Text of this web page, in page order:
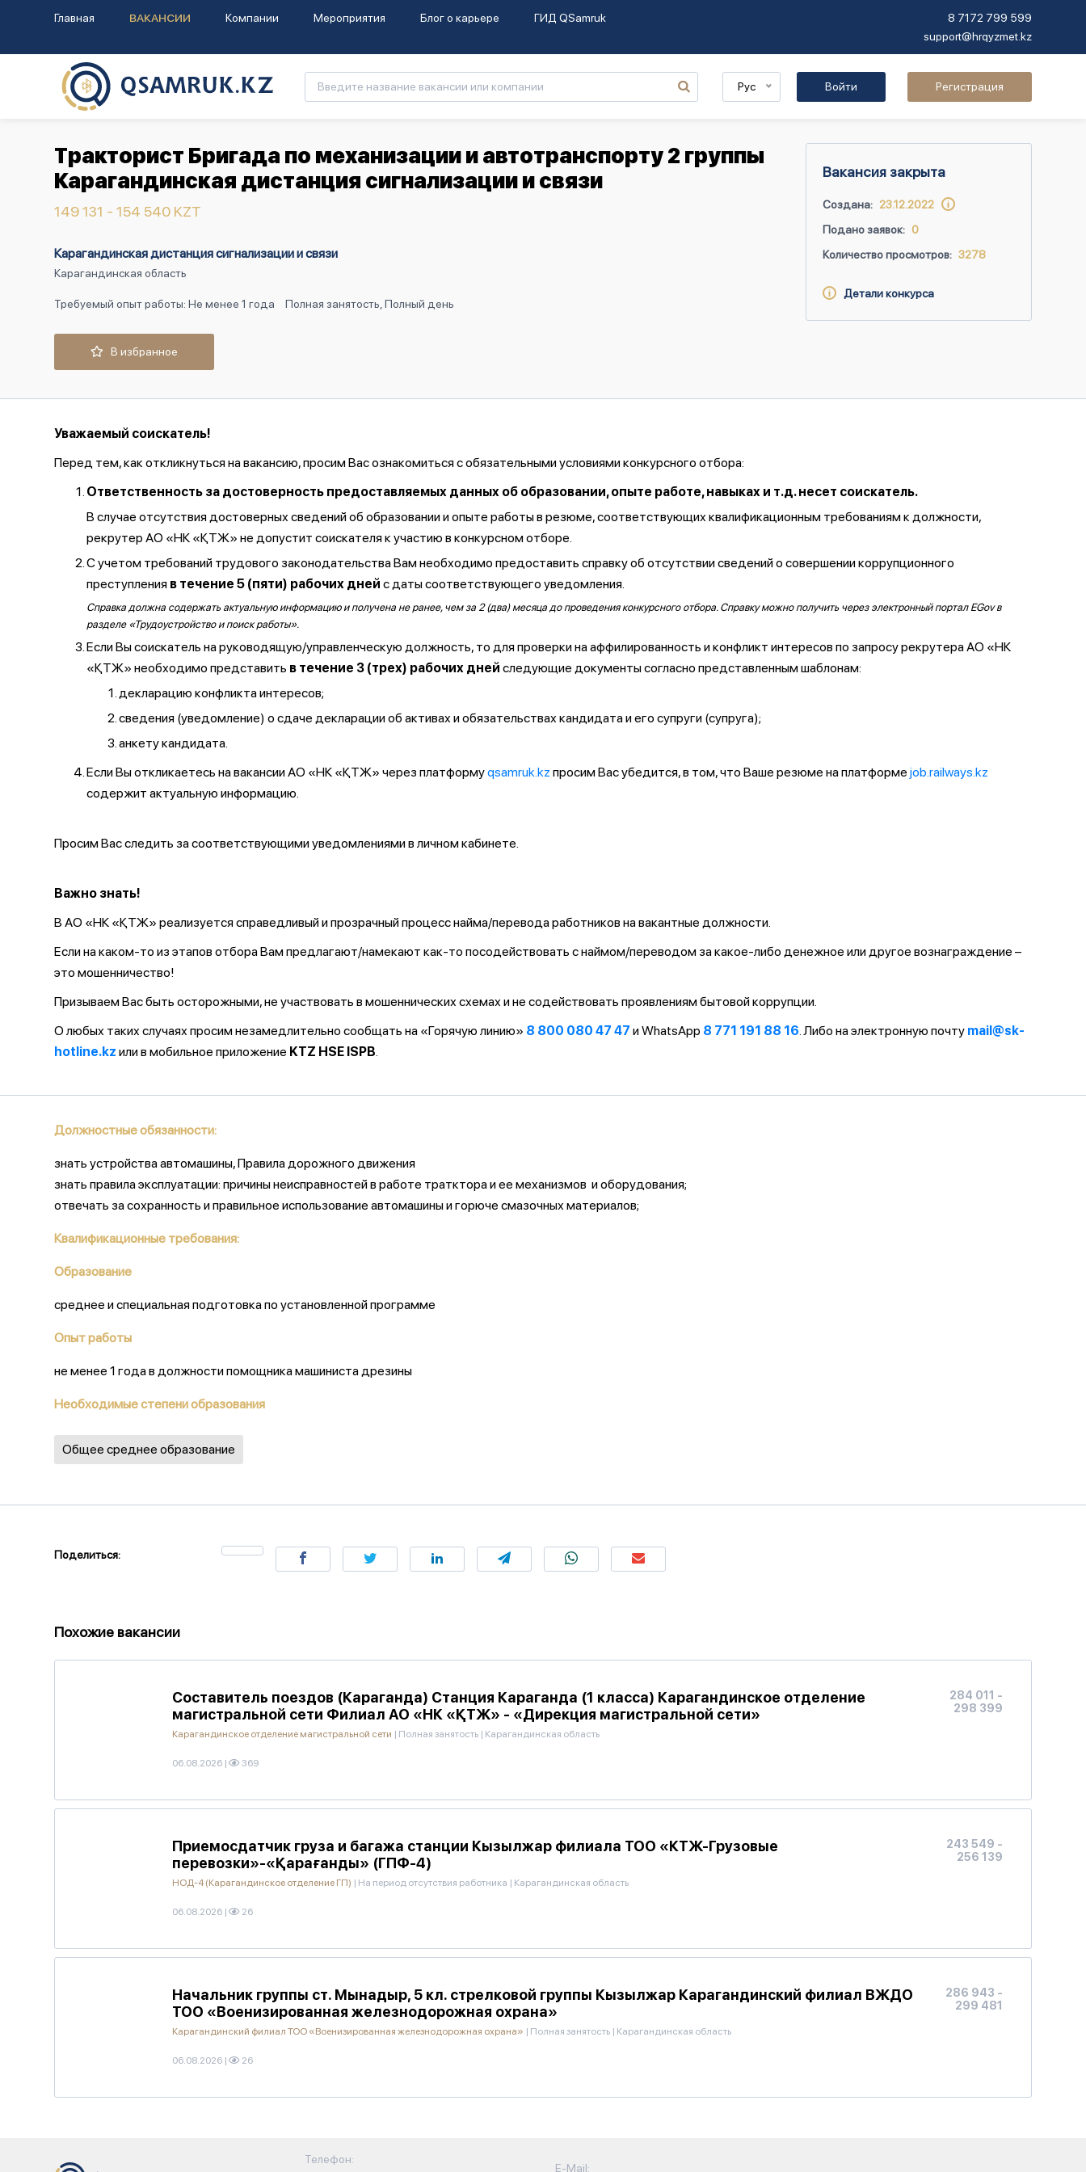
Главная ВАКАНСИИ Компании Мероприятия Блог о карьере ГИД QSamruk
8 7172 799 599
support@hrqyzmet.kz
Рус Войти Регистрация
Тракторист Бригада по механизации и автотранспорту 2 группы
Карагандинская дистанция сигнализации и связи
149 131 - 154 540 KZT
Карагандинская дистанция сигнализации и связи
Карагандинская область
Требуемый опыт работы: Не менее 1 года Полная занятость, Полный день
Вакансия закрыта
Создана: 23.12.2022
Подано заявок: 0
Количество просмотров: 3278
Детали конкурса
В избранное
Уважаемый соискатель!
Перед тем, как откликнуться на вакансию, просим Вас ознакомиться с обязательными условиями конкурсного отбора:
Ответственность за достоверность предоставляемых данных об образовании, опыте работе, навыках и т.д. несет соискатель.
В случае отсутствия достоверных сведений об образовании и опыте работы в резюме, соответствующих квалификационным требованиям к должности,
рекрутер АО «НК «ҚТЖ» не допустит соискателя к участию в конкурсном отборе.
С учетом требований трудового законодательства Вам необходимо предоставить справку об отсутствии сведений о совершении коррупционного
преступления в течение 5 (пяти) рабочих дней с даты соответствующего уведомления.
Справка должна содержать актуальную информацию и получена не ранее, чем за 2 (два) месяца до проведения конкурсного отбора. Справку можно получить через электронный портал EGov в
разделе «Трудоустройство и поиск работы».
Если Вы соискатель на руководящую/управленческую должность, то для проверки на аффилированность и конфликт интересов по запросу рекрутера АО «НК
«ҚТЖ» необходимо представить в течение 3 (трех) рабочих дней следующие документы согласно представленным шаблонам:
декларацию конфликта интересов;
сведения (уведомление) о сдаче декларации об активах и обязательствах кандидата и его супруги (супруга);
анкету кандидата.
Если Вы откликаетесь на вакансии АО «НК «ҚТЖ» через платформуqsamruk.kz просим Вас убедится, в том, что Ваше резюме на платформе job.railways.kz
содержит актуальную информацию.
Просим Вас следить за соответствующими уведомлениями в личном кабинете.
Важно знать!
В АО «НК «ҚТЖ» реализуется справедливый и прозрачный процесс найма/перевода работников на вакантные должности.
Если на каком-то из этапов отбора Вам предлагают/намекают как-то посодействовать с наймом/переводом за какое-либо денежное или другое вознаграждение –
это мошенничество!
Призываем Вас быть осторожными, не участвовать в мошеннических схемах и не содействовать проявлениям бытовой коррупции.
О любых таких случаях просим незамедлительно сообщать на «Горячую линию» 8 800 080 47 47 и WhatsApp 8 771 191 88 16. Либо на электронную почту mail@sk-
hotline.kz или в мобильное приложение KTZ HSE ISPB.
Должностные обязанности:
знать устройства автомашины, Правила дорожного движения
знать правила эксплуатации: причины неисправностей в работе тратктора и ее механизмов и оборудования;
отвечать за сохранность и правильное использование автомашины и горюче смазочных материалов;
Квалификационные требования:
Образование
среднее и специальная подготовка по установленной программе
Опыт работы
не менее 1 года в должности помощника машиниста дрезины
Необходимые степени образования
Общее среднее образование
Поделиться:
Похожие вакансии
Составитель поездов (Караганда) Станция Караганда (1 класса) Карагандинское отделение
магистральной сети Филиал АО «НК «ҚТЖ» - «Дирекция магистральной сети»
Карагандинское отделение магистральной сети | Полная занятость | Карагандинская область
06.08.2026 | 369
284 011 -
298 399
Приемосдатчик груза и багажа станции Кызылжар филиала ТОО «КТЖ-Грузовые
перевозки»-«Қарағанды» (ГПФ-4)
НОД-4 (Карагандинское отделение ГП) | На период отсутствия работника | Карагандинская область
06.08.2026 | 26
243 549 -
256 139
Начальник группы ст. Мынадыр, 5 кл. стрелковой группы Кызылжар Карагандинский филиал ВЖДО
ТОО «Военизированная железнодорожная охрана»
Карагандинский филиал ТОО «Военизированная железнодорожная охрана» | Полная занятость | Карагандинская область
06.08.2026 | 26
286 943 -
299 481
Телефон:
E-Mail: